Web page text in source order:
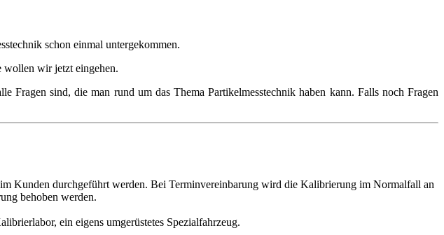
schon einmal untergekommen.
wollen wir jetzt eingehen.
sind, die man rund um das Thema Partikelmesstechnik haben kann. Falls noch Fragen
Kunden durchgeführt werden. Bei Terminvereinbarung wird die Kalibrierung im Normalfall an
behoben werden.
ein eigens umgerüstetes Spezialfahrzeug.